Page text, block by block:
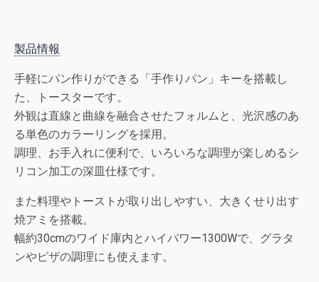
製品情報
手軽にパン作りができる「手作りパン」キーを搭載し
た、トースターです。
外観は直線と曲線を融合させたフォルムと、光沢感のあ
る単色のカラーリングを採用。
調理、お手入れに便利で、いろいろな調理が楽しめるシ
リコン加工の深皿仕様です。
また料理やトーストが取り出しやすい、大きくせり出す
焼アミを搭載。
幅約30cmのワイド庫内とハイパワー1300Wで、グラタ
ンやピザの調理にも使えます。